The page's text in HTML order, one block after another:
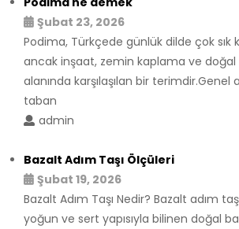
Şubat 23, 2026
Podima, Türkçede günlük dilde çok sık
ancak inşaat, zemin kaplama ve doğal
alanında karşılaşılan bir terimdir.Genel
taban
admin
Bazalt Adım Taşı Ölçüleri
Şubat 19, 2026
Bazalt Adım Taşı Nedir? Bazalt adım
yoğun ve sert yapısıyla bilinen doğal